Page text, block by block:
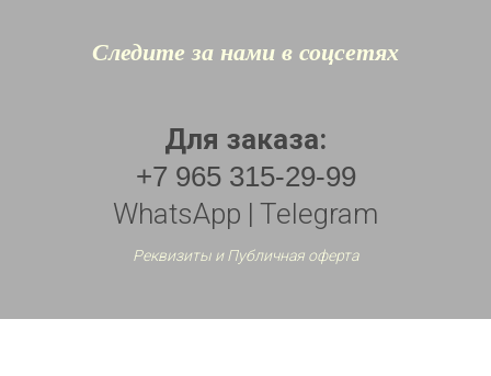
Следите за нами в соцсетях
Для заказа:
+7 965 315-29-99
WhatsApp | Telegram
Реквизиты и Публичная оферта